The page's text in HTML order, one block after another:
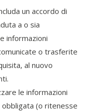
un accordo di
a o sia
informazioni
o trasferite
al nuovo
le informazioni
(o ritenesse